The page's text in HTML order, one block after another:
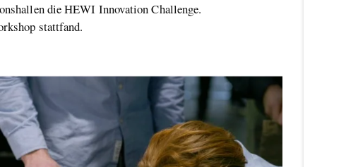
die HEWI Innovation Challenge.
stattfand.